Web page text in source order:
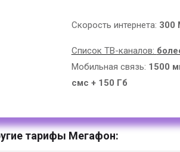
Скорость интернета: 300
Список ТВ-каналов:
Мобильная связь: 1500
смс + 150 Гб
тарифы Мегафон: